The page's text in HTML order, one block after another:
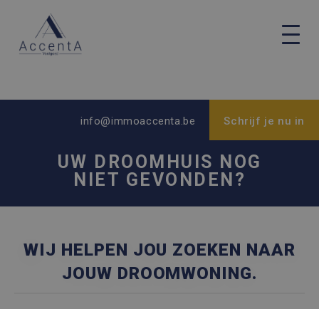
info@immoaccenta.be Schrijf je nu in
UW DROOMHUIS NOG
NIET GEVONDEN?
WIJ HELPEN JOU ZOEKEN NAAR
JOUW DROOMWONING.